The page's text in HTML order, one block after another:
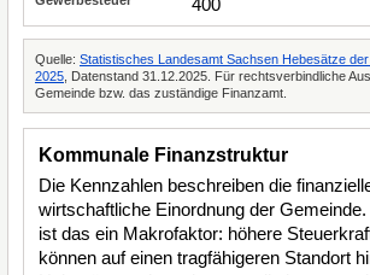
400
Quelle: Statistisches Landesamt Sachsen Hebesätze
2025 , Datenstand 31.12.2025. Für rechtsverbindliche
Gemeinde bzw. das zuständige Finanzamt.
Kommunale Finanzstruktur
Die Kennzahlen beschreiben die
wirtschaftliche Einordnung der
ist das ein Makrofaktor: höhere
können auf einen tragfähigeren Standort